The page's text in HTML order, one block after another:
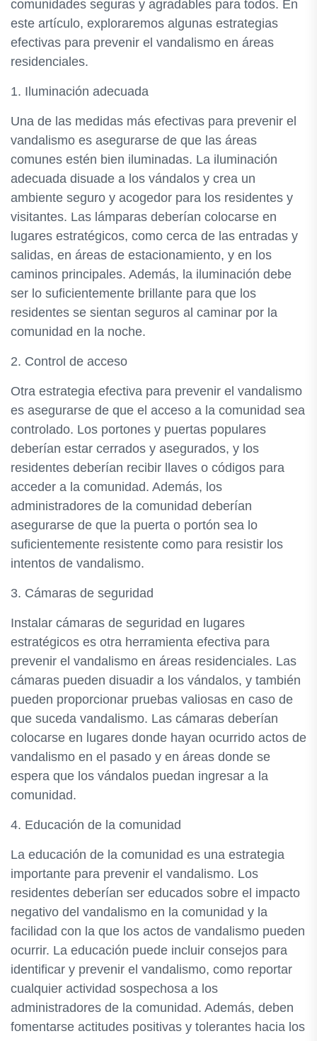
comunidades seguras y agradables para todos. En
este artículo, exploraremos algunas estrategias
efectivas para prevenir el vandalismo en áreas
residenciales.
1. Iluminación adecuada
Una de las medidas más efectivas para prevenir el
vandalismo es asegurarse de que las áreas
comunes estén bien iluminadas. La iluminación
adecuada disuade a los vándalos y crea un
ambiente seguro y acogedor para los residentes y
visitantes. Las lámparas deberían colocarse en
lugares estratégicos, como cerca de las entradas y
salidas, en áreas de estacionamiento, y en los
caminos principales. Además, la iluminación debe
ser lo suficientemente brillante para que los
residentes se sientan seguros al caminar por la
comunidad en la noche.
2. Control de acceso
Otra estrategia efectiva para prevenir el vandalismo
es asegurarse de que el acceso a la comunidad sea
controlado. Los portones y puertas populares
deberían estar cerrados y asegurados, y los
residentes deberían recibir llaves o códigos para
acceder a la comunidad. Además, los
administradores de la comunidad deberían
asegurarse de que la puerta o portón sea lo
suficientemente resistente como para resistir los
intentos de vandalismo.
3. Cámaras de seguridad
Instalar cámaras de seguridad en lugares
estratégicos es otra herramienta efectiva para
prevenir el vandalismo en áreas residenciales. Las
cámaras pueden disuadir a los vándalos, y también
pueden proporcionar pruebas valiosas en caso de
que suceda vandalismo. Las cámaras deberían
colocarse en lugares donde hayan ocurrido actos de
vandalismo en el pasado y en áreas donde se
espera que los vándalos puedan ingresar a la
comunidad.
4. Educación de la comunidad
La educación de la comunidad es una estrategia
importante para prevenir el vandalismo. Los
residentes deberían ser educados sobre el impacto
negativo del vandalismo en la comunidad y la
facilidad con la que los actos de vandalismo pueden
ocurrir. La educación puede incluir consejos para
identificar y prevenir el vandalismo, como reportar
cualquier actividad sospechosa a los
administradores de la comunidad. Además, deben
fomentarse actitudes positivas y tolerantes hacia los